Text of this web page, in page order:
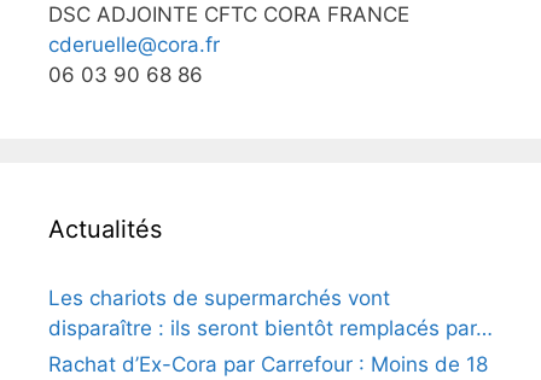
DSC ADJOINTE CFTC CORA FRANCE
cderuelle@cora.fr
06 03 90 68 86
Actualités
Les chariots de supermarchés vont
disparaître : ils seront bientôt remplacés par…
Rachat d’Ex-Cora par Carrefour : Moins de 18